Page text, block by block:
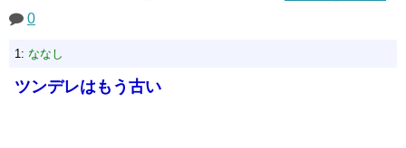
0
1: ななし
ツンデレはもう古い